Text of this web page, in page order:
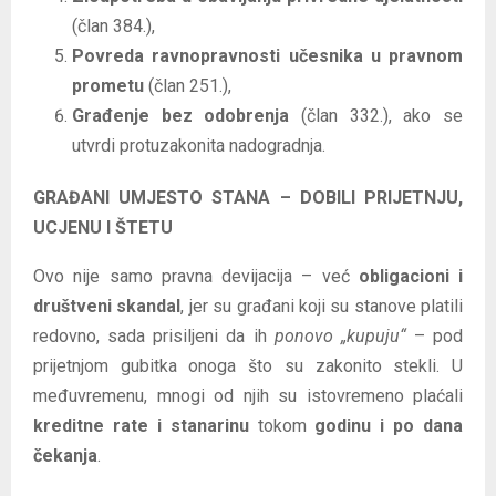
(član 384.),
Povreda ravnopravnosti učesnika u pravnom
prometu (član 251.),
Građenje bez odobrenja (član 332.), ako se
utvrdi protuzakonita nadogradnja.
GRAĐANI UMJESTO STANA – DOBILI PRIJETNJU,
UCJENU I ŠTETU
Ovo nije samo pravna devijacija – već obligacioni i
društveni skandal, jer su građani koji su stanove platili
redovno, sada prisiljeni da ih ponovo „kupuju“– pod
prijetnjom gubitka onoga što su zakonito stekli. U
međuvremenu, mnogi od njih su istovremeno plaćali
kreditne rate i stanarinutokom godinu i po dana
čekanja